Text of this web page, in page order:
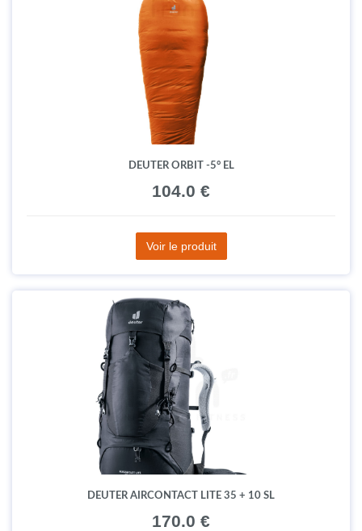
DEUTER ORBIT -5° EL
104.0 €
Voir le produit
DEUTER AIRCONTACT LITE 35 + 10 SL
170.0 €